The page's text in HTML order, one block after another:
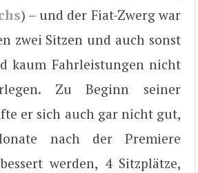
) – und der Fiat-Zwerg war
zwei Sitzen und auch sonst
kaum Fahrleistungen nicht
Zu Beginn seiner
er sich auch gar nicht gut,
nach der Premiere
werden, 4 Sitzplätze,